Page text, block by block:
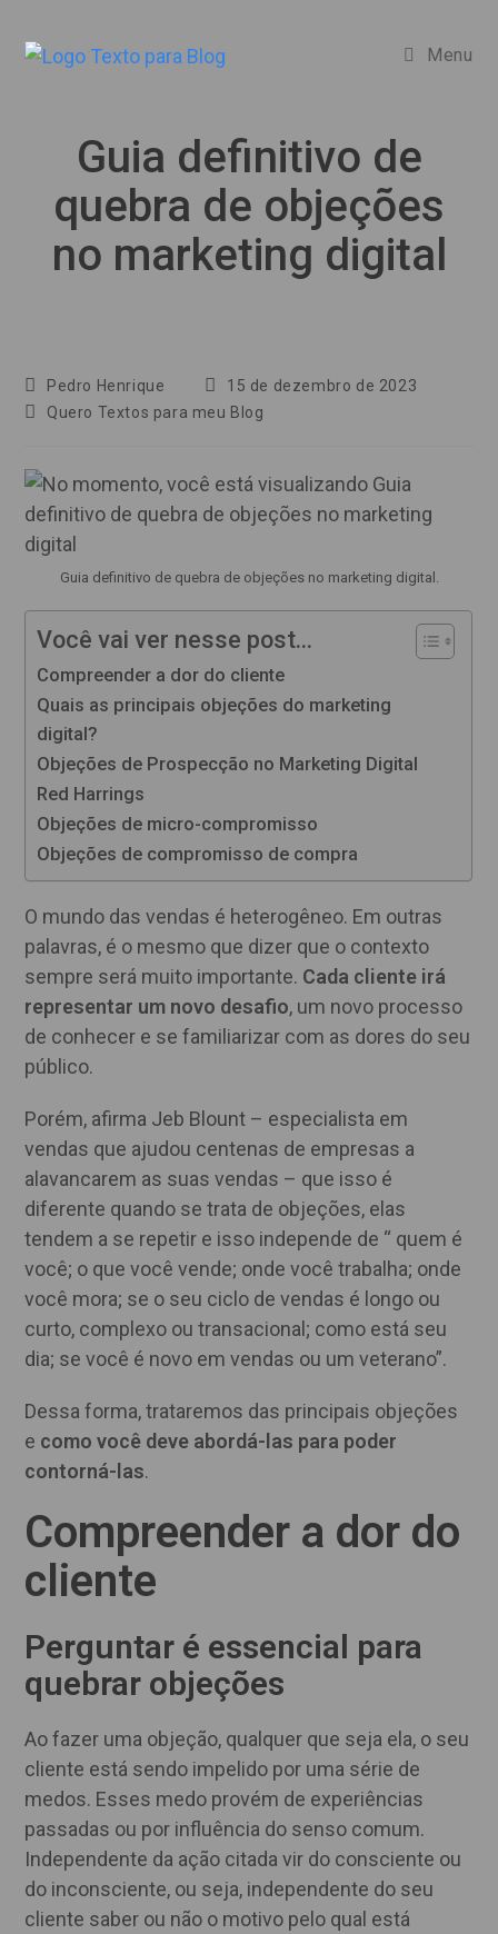
Menu
Guia definitivo de
quebra de objeções
no marketing digital
Autor
do
Pedro Henrique
Post
publicado:
15 de dezembro de 2023
Categoria
Quero Textos para meu Blog
Guia definitivo de quebra de objeções no marketing digital.
Você vai ver nesse post...
Compreender a dor do cliente
Quais as principais objeções do marketing
digital?
Objeções de Prospecção no Marketing Digital
Red Harrings
Objeções de micro-compromisso
Objeções de compromisso de compra
O mundo das vendas é heterogêneo. Em outras
palavras, é o mesmo que dizer que o contexto
sempre será muito importante. Cada cliente irá
representar um novo desafio, um novo processo
de conhecer e se familiarizar com as dores do seu
público.
Porém, afirma Jeb Blount – especialista em
vendas que ajudou centenas de empresas a
alavancarem as suas vendas – que isso é
diferente quando se trata de objeções, elas
tendem a se repetir e isso independe de “ quem é
você; o que você vende; onde você trabalha; onde
você mora; se o seu ciclo de vendas é longo ou
curto, complexo ou transacional; como está seu
dia; se você é novo em vendas ou um veterano”.
Dessa forma, trataremos das principais objeções
e como você deve abordá-las para poder
contorná-las.
Compreender a dor do
cliente
Perguntar é essencial para
quebrar objeções
Ao fazer uma objeção, qualquer que seja ela, o seu
cliente está sendo impelido por uma série de
medos. Esses medo provém de experiências
passadas ou por influência do senso comum.
Independente da ação citada vir do consciente ou
do inconsciente, ou seja, independente do seu
cliente saber ou não o motivo pelo qual está